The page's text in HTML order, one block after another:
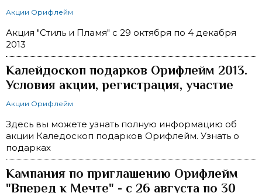
Акции Орифлейм
Акция "Стиль и Пламя" с 29 октября по 4 декабря
2013
Калейдоскоп подарков Орифлейм 2013.
Условия акции, регистрация, участие
Акции Орифлейм
Здесь вы можете узнать полную информацию об
акции Каледоскоп подарков Орифлейм. Узнать о
подарках
Кампания по приглашению Орифлейм
"Вперед к Мечте" - с 26 августа по 30